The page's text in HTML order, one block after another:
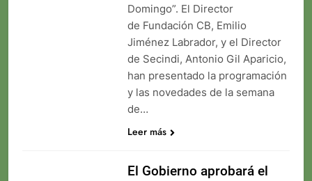
Domingo”. El Director
de Fundación CB, Emilio
Jiménez Labrador, y el Director
de Secindi, Antonio Gil Aparicio,
han presentado la programación
y las novedades de la semana
de…
Leer más
El Gobierno aprobará el